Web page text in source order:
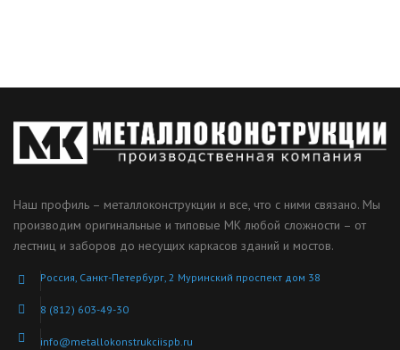
Наш профиль – металлоконструкции и все, что с ними связано. Мы
производим оригинальные и типовые МК любой сложности – от
лестниц и заборов до несущих каркасов зданий и мостов.
Россия, Санкт-Петербург, 2 Муринский проспект дом 38
8 (812) 603-49-30
info@metallokonstrukciispb.ru